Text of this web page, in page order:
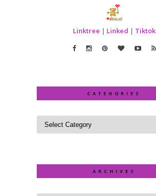
Linktree | Linked | Tiktok
CATEGORIES
ARCHIVES